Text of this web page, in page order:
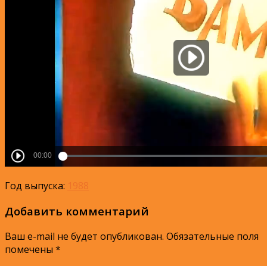
Год выпуска: 1988
Добавить комментарий
Ваш e-mail не будет опубликован. Обязательные поля
помечены *